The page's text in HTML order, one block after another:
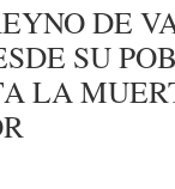
DE
SU
LA